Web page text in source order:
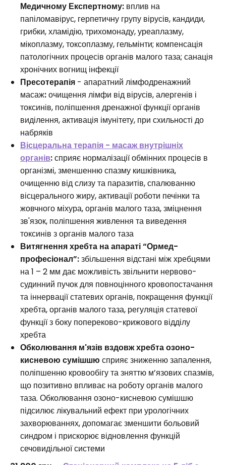
Медичному Експертному: вплив на
папіломавірус, герпетичну групу вірусів, кандиди,
грибки, хламідію, трихомонаду, уреаплазму,
мікоплазму, токсоплазму, гельмінти; компенсація
патологічних процесів органів малого таза; санація
хронічних вогнищ інфекції
Пресотерапія - апаратний лімфодренажний
масаж:очищення лімфи від вірусів, алергенів і
токсинів, поліпшення дренажної функції органів
виділення, активація імунітету, при схильності до
набряків
Вісцеральна терапія - масаж внутрішніх
органів:сприяє нормалізації обмінних процесів в
організмі, зменшенню спазму кишківника,
очищенню від слизу та паразитів, спалюванню
вісцерального жиру, активації роботи печінки та
жовчного міхура, органів малого таза, зміцнення
зв'язок, поліпшення живлення та виведення
токсинів з органів малого таза
Витягнення хребта на апараті “Ормед-
професіонал”:збільшення відстані між хребцями
на 1 – 2 мм дає можливість звільнити нервово-
судинний пучок для повноцінного кровопостачання
та іннервації статевих органів, покращення функції
хребта, органів малого таза, регуляція статевої
функції з боку попереково-крижового відділу
хребта
Обколювання м'язів вздовж хребта озоно-
кисневою сумішшю сприяє зниженню запалення,
поліпшенню кровообігу та зняттю м’язових спазмів,
що позитивно впливає на роботу органів малого
таза. Обколювання озоно-кисневою сумішшю
підсилює лікувальний ефект при урологічних
захворюваннях, допомагає зменшити больовий
синдром і прискорює відновлення функцій
сечовидільної системи